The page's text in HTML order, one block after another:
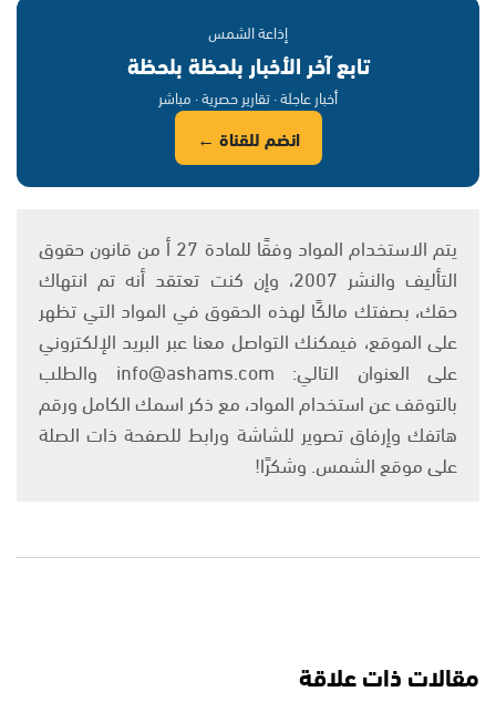
إذاعة الشمس
تابع آخر الأخبار بلحظة بلحظة
أخبار عاجلة · تقارير حصرية · مباشر
انضم للقناة ←
يتم الاستخدام المواد وفقًا للمادة 27 أ من قانون حقوق
التأليف والنشر 2007، وإن كنت تعتقد أنه تم انتهاك
حقك، بصفتك مالكًا لهذه الحقوق في المواد التي تظهر
على الموقع، فيمكنك التواصل معنا عبر البريد الإلكتروني
على العنوان التالي: info@ashams.com والطلب
بالتوقف عن استخدام المواد، مع ذكر اسمك الكامل ورقم
هاتفك وإرفاق تصوير للشاشة ورابط للصفحة ذات الصلة
على موقع الشمس. وشكرًا!
مقالات ذات علاقة